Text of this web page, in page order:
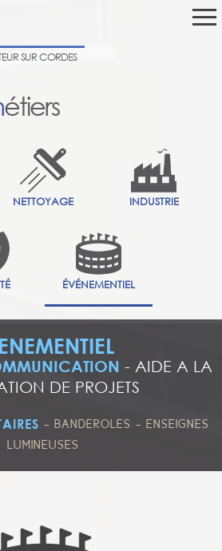
SUR CORDES
étiers
NETTOYAGE INDUSTRIE
ÉVÉNEMENTIEL
- AIDE A LA
DE PROJETS
- BANDEROLES - ENSEIGNES
LUMINEUSES